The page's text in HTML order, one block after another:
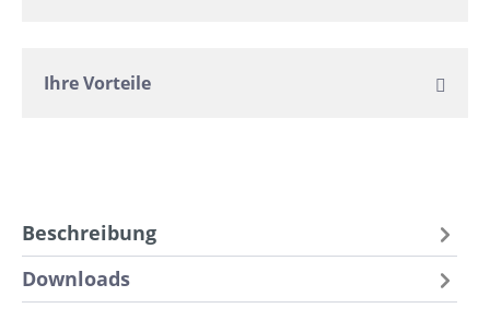
Ihre Vorteile
Beschreibung
Downloads